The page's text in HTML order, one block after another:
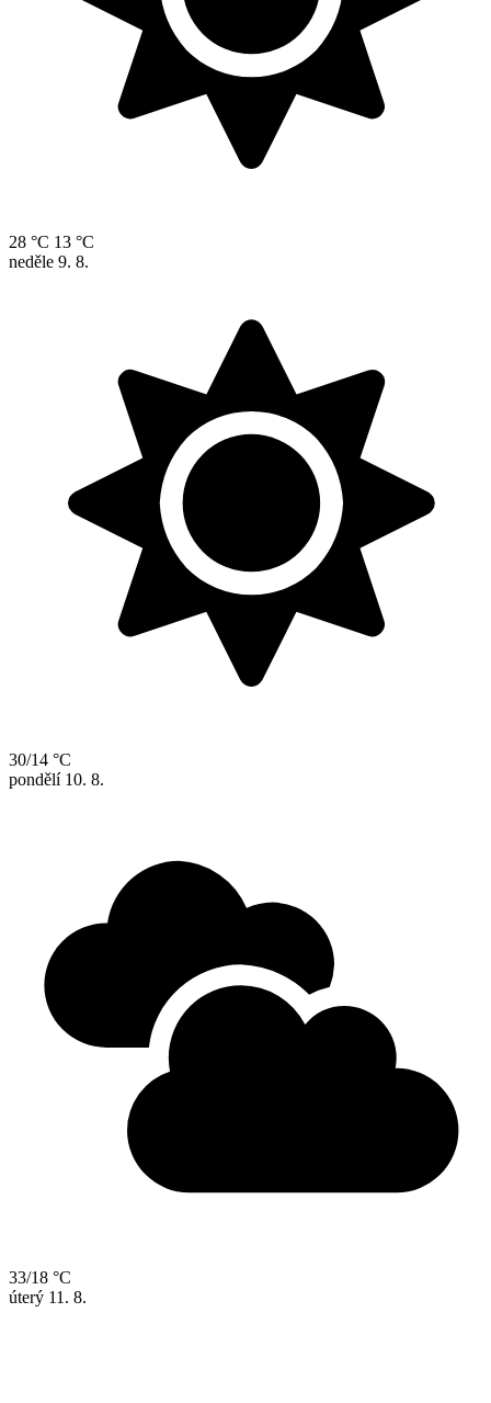
28 °C 13 °C
neděle 9. 8.
30/14 °C
pondělí 10. 8.
33/18 °C
úterý 11. 8.